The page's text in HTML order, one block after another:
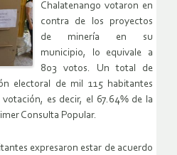
Chalatenango votaron en
contra de los proyectos
de minería en su
municipio, lo equivale a
803 votos. Un total de
electoral de mil 115 habitantes
es decir, el 67.64% de la
Consulta Popular.
expresaron estar de acuerdo